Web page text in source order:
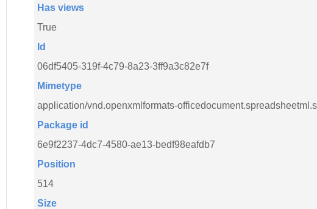
Has views
True
Id
06df5405-319f-4c79-8a23-3ff9a3c82e7f
Mimetype
application/vnd.openxmlformats-
Package id
6e9f2237-4dc7-4580-ae13-bedf98eafdb7
Position
514
Size